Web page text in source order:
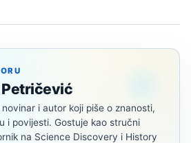
Petričević
novinar i autor koji piše o znanosti,
i povijesti. Gostuje kao stručni
na Science Discovery i History